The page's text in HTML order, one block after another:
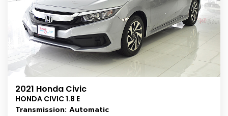
2021 Honda Civic
HONDA CIVIC 1.8 E
Transmission: Automatic